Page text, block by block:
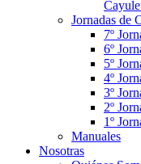
Jornadas de
7º
6º
5º
4º
3º
2º
1º
Manuales
Nosotras